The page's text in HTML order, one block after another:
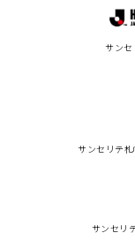
サン
サンセリテ
サンセリ